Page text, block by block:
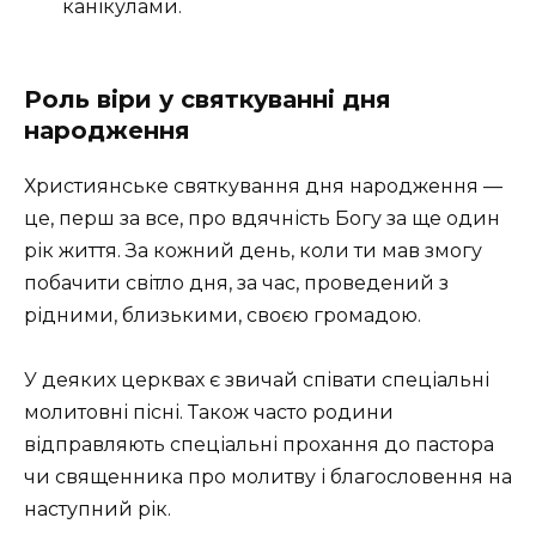
канікулами.
Роль віри у святкуванні дня
народження
Християнське святкування дня народження —
це, перш за все, про вдячність Богу за ще один
рік життя. За кожний день, коли ти мав змогу
побачити світло дня, за час, проведений з
рідними, близькими, своєю громадою.
У деяких церквах є звичай співати спеціальні
молитовні пісні. Також часто родини
відправляють спеціальні прохання до пастора
чи священника про молитву і благословення на
наступний рік.